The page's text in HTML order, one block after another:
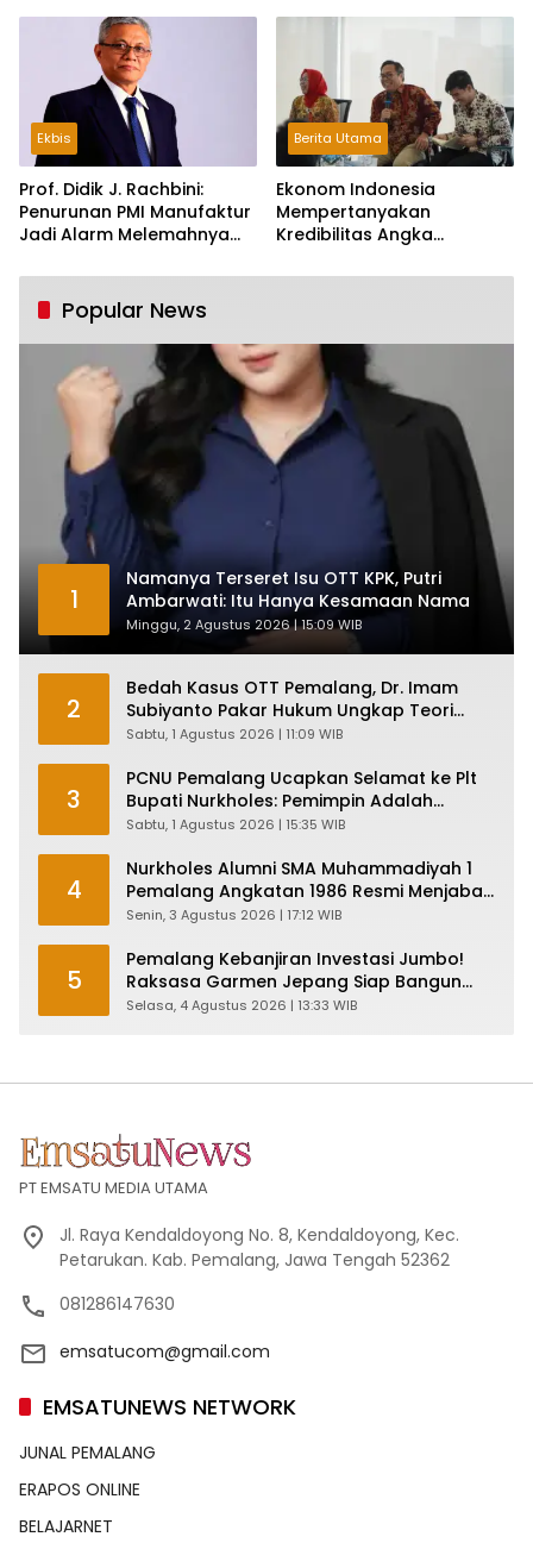
Ekbis
Prof. Didik J. Rachbini:
Penurunan PMI Manufaktur
Jadi Alarm Melemahnya
Berita Utama
Ekonom Indonesia
Mempertanyakan
Kredibilitas Angka
Tumbuh Tapi Rapuh
Popular News
1
Namanya Terseret Isu OTT KPK, Putri
Ambarwati: Itu Hanya Kesamaan Nama
Minggu, 2 Agustus 2026 | 15:09 WIB
2
Bedah Kasus OTT Pemalang, Dr. Imam
Subiyanto Pakar Hukum Ungkap Teori
Penyertaan KPK
Sabtu, 1 Agustus 2026 | 11:09 WIB
3
PCNU Pemalang Ucapkan Selamat ke Plt
Bupati Nurkholes: Pemimpin Adalah
Pelayan Rakyat!
Sabtu, 1 Agustus 2026 | 15:35 WIB
4
Nurkholes Alumni SMA Muhammadiyah 1
Pemalang Angkatan 1986 Resmi Menjabat
Plt Bupati, Inilah Pesan Ketua Asmam 86
Senin, 3 Agustus 2026 | 17:12 WIB
5
Pemalang Kebanjiran Investasi Jumbo!
Raksasa Garmen Jepang Siap Bangun
Pabrik dan Serap Ribuan Tenaga Kerja
Selasa, 4 Agustus 2026 | 13:33 WIB
PT EMSATU MEDIA UTAMA
Jl. Raya Kendaldoyong No. 8, Kendaldoyong, Kec.
Petarukan. Kab. Pemalang, Jawa Tengah 52362
081286147630
emsatucom@gmail.com
EMSATUNEWS NETWORK
JUNAL PEMALANG
ERAPOS ONLINE
BELAJARNET